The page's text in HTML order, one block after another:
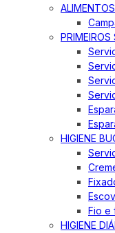
PRIMEIROS
HIGIENE
Fio e
HIGIENE